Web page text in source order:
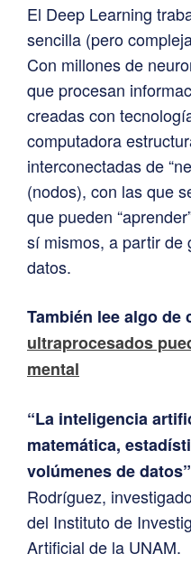
El Deep Learning
sencilla (pero
Con millones de
que procesan
creadas con
computadora
interconectadas de
(nodos), con las que
que pueden
sí mismos, a partir de
datos.
También lee algo de
ultraprocesados
mental
“La inteligencia
matemática,
volúmenes de datos”
Rodríguez,
del Instituto de
Artificial de la UNAM.